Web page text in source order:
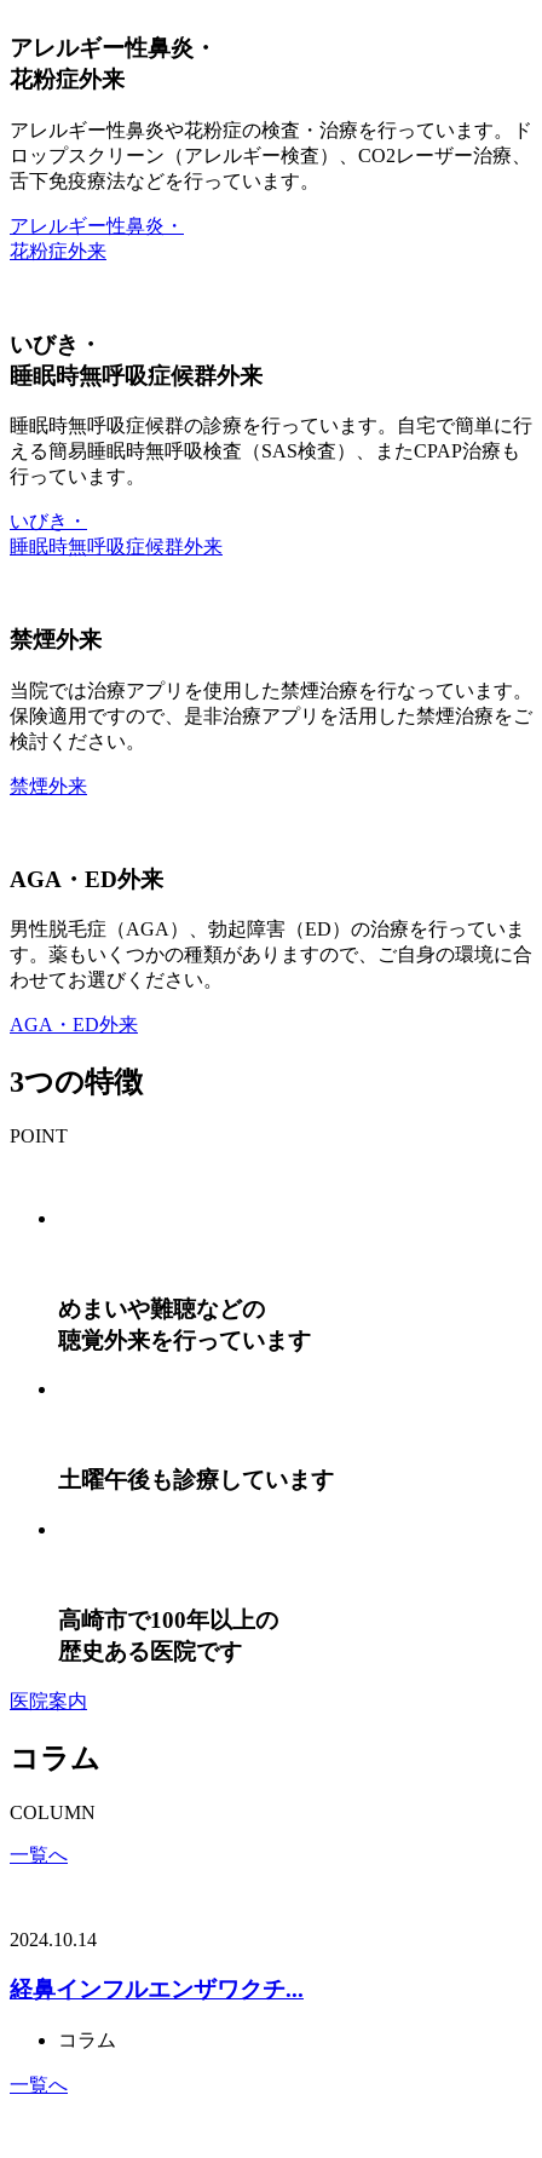
アレルギー性鼻炎・
花粉症外来
アレルギー性鼻炎や花粉症の検査・治療を行っています。ド
ロップスクリーン（アレルギー検査）、CO2レーザー治療、
舌下免疫療法などを行っています。
アレルギー性鼻炎・
花粉症外来
いびき・
睡眠時無呼吸症候群外来
睡眠時無呼吸症候群の診療を行っています。自宅で簡単に行
える簡易睡眠時無呼吸検査（SAS検査）、またCPAP治療も
行っています。
いびき・
睡眠時無呼吸症候群外来
禁煙外来
当院では治療アプリを使用した禁煙治療を行なっています。
保険適用ですので、是非治療アプリを活用した禁煙治療をご
検討ください。
禁煙外来
AGA・ED外来
男性脱毛症（AGA）、勃起障害（ED）の治療を行っていま
す。薬もいくつかの種類がありますので、ご自身の環境に合
わせてお選びください。
AGA・ED外来
3つの特徴
POINT
めまいや難聴などの
聴覚外来を行っています
土曜午後も診療しています
高崎市で100年以上の
歴史ある医院です
医院案内
コラム
COLUMN
一覧へ
2024.10.14
経鼻インフルエンザワクチ...
コラム
一覧へ